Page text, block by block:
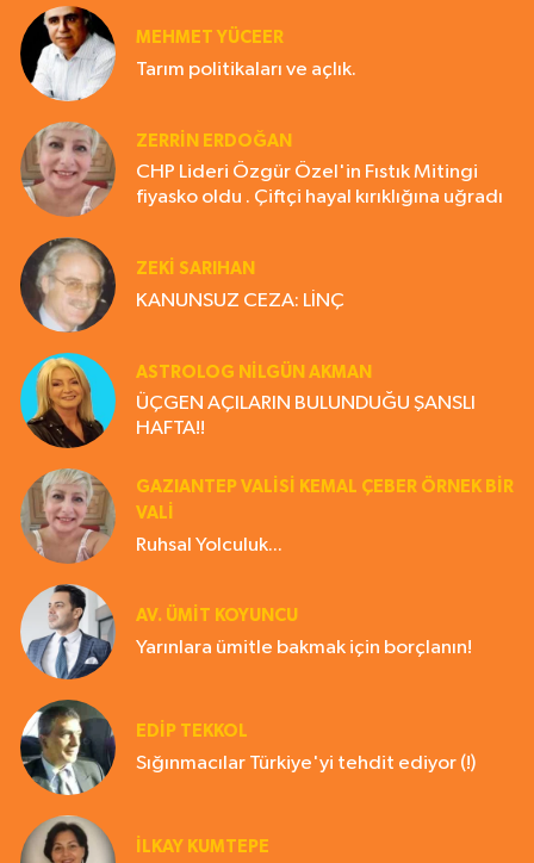
MEHMET YÜCEER
Tarım politikaları ve açlık.
ZERRIN ERDOĞAN
CHP Lideri Özgür Özel'in Fıstık Mitingi
fiyasko oldu . Çiftçi hayal kırıklığına uğradı
ZEKI SARIHAN
KANUNSUZ CEZA: LİNÇ
ASTROLOG NILGÜN AKMAN
ÜÇGEN AÇILARIN BULUNDUĞU ŞANSLI
HAFTA!!
GAZIANTEP VALISI KEMAL ÇEBER ÖRNEK BİR
VALİ
Ruhsal Yolculuk...
AV. ÜMIT KOYUNCU
Yarınlara ümitle bakmak için borçlanın!
EDIP TEKKOL
Sığınmacılar Türkiye'yi tehdit ediyor (!)
İLKAY KUMTEPE